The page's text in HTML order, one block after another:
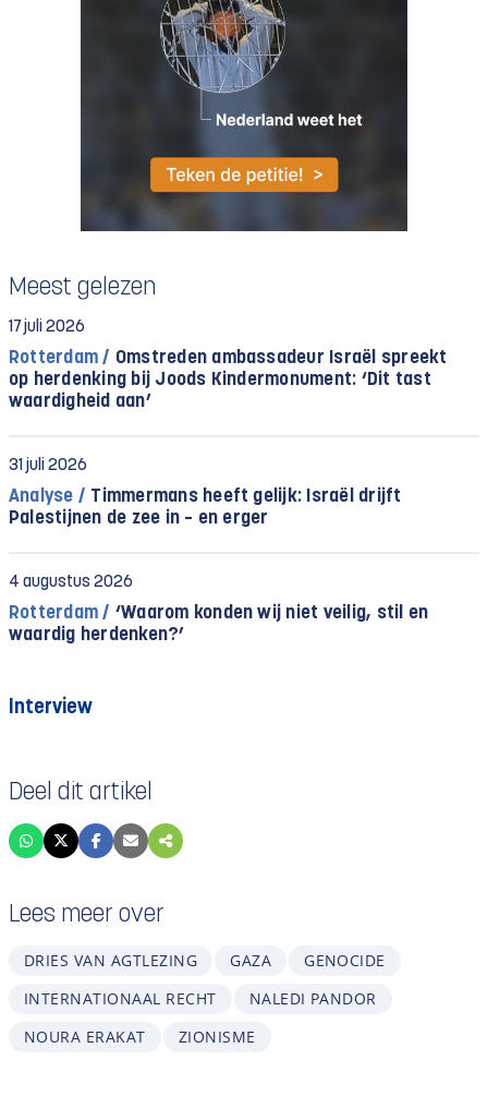
Meest gelezen
17 juli 2026
Rotterdam / Omstreden ambassadeur Israël spreekt
op herdenking bij Joods Kindermonument: ‘Dit tast
waardigheid aan’
31 juli 2026
Analyse / Timmermans heeft gelijk: Israël drijft
Palestijnen de zee in – en erger
4 augustus 2026
Rotterdam / ‘Waarom konden wij niet veilig, stil en
waardig herdenken?’
Interview
Deel dit artikel
Lees meer over
DRIES VAN AGTLEZING GAZA
GENOCIDE
INTERNATIONAAL RECHT
NALEDI PANDOR
NOURA ERAKAT
ZIONISME